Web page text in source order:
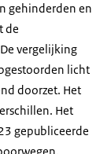
gehinderden en
de
vergelijking
licht
doorzet. Het
Het
gepubliceerde